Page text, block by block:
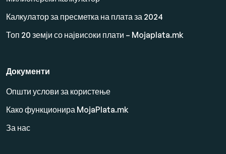
Калкулатор за пресметка на плата за 2024
Топ 20 земји со највисоки плати – Mojaplata.mk
Документи
Општи услови за користење
Како функционира MojaPlata.mk
За нас